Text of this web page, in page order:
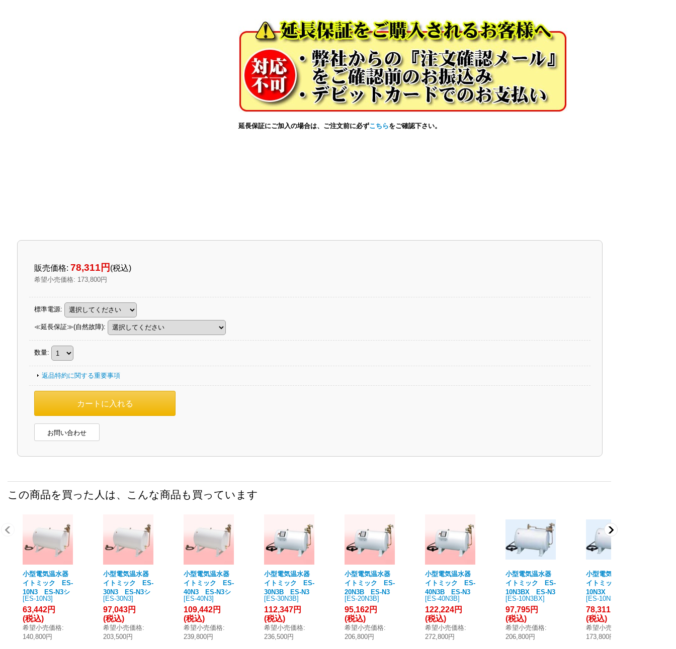
延長保証にご加入の場合は、ご注文前に必ずこちらをご確認下さい。
販売価格: 78,311円 (税込)
希望小売価格: 173,800円
標準電源:
≪延長保証≫(自然故障):
数量:
返品特約に関する重要事項
お問い合わせ
この商品を買った人は、こんな商品も買っています
小型電気温水器
イトミック ES-
10N3 ES-N3シ
リーズ 通常タイ
プ（30〜75℃）
貯湯量10L 密閉
式 タイマーなし
[■§]
[ES-10N3]
63,442円
(税込)
希望小売価格:
140,800円
小型電気温水器
イトミック ES-
30N3 ES-N3シ
リーズ 通常タイ
プ（30〜75℃）
貯湯量30L 密閉
式 タイマーなし
[■§]
[ES-30N3]
97,043円
(税込)
希望小売価格:
203,500円
小型電気温水器
イトミック ES-
40N3 ES-N3シ
リーズ 通常タイ
プ（30〜75℃）
貯湯量40L 密閉
式 タイマーなし
[■§]
[ES-40N3]
109,442円
(税込)
希望小売価格:
239,800円
小型電気温水器
イトミック ES-
30N3B ES-N3
シリーズ 通常タ
イプ（30〜7
5℃）貯湯量30L
密閉式 タイマー
付 [■§]
[ES-30N3B]
112,347円
(税込)
希望小売価格:
236,500円
小型電気温水器
イトミック ES-
20N3B ES-N3
シリーズ 通常タ
イプ（30〜7
5℃）貯湯量20L
密閉式 タイマー
付 [■§]
[ES-20N3B]
95,162円
(税込)
希望小売価格:
206,800円
小型電気温水器
イトミック ES-
40N3B ES-N3
シリーズ 通常タ
イプ（30〜7
5℃）貯湯量40L
密閉式 タイマー
付 [■§]
[ES-40N3B]
122,224円
(税込)
希望小売価格:
272,800円
小型電気温水器
イトミック ES-
10N3BX ES-N3
シリーズ 適温出
湯タイプ（4
0℃）貯湯量10L
密閉式 タイマー
付 [■§]
[ES-10N3BX]
97,795円
(税込)
希望小売価格:
206,800円
小型電気温水器
イトミック ES-
10N3X ES-N3
シリーズ 適温出
湯タイプ（4
0℃）貯湯量10L
密閉式 タイマー
なし [■§]
[ES-10N3X
78,311円
(税込)
希望小売価格
173,800円